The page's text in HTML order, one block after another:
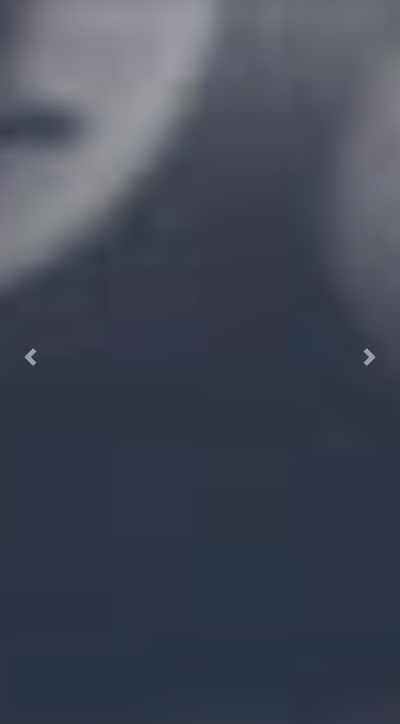
Previous Next